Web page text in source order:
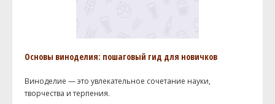
Основы виноделия: пошаговый гид для новичков
Виноделие — это увлекательное сочетание науки,
творчества и терпения.